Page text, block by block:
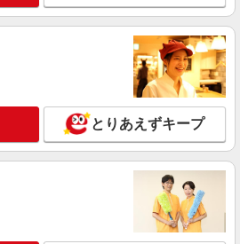
駅≫高級シニアマンションで見回り/
1600円〜2250円 ＜日払い有/週払い有/交
給(ガソリン代含む)＞
｜最寄駅：南大塚
詳細を見る
新宿本社 第3営業部
とりあえずキープ